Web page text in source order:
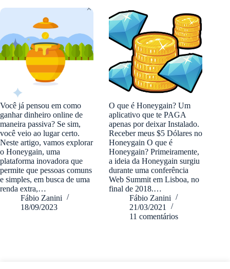
Você já pensou em como
ganhar dinheiro online de
maneira passiva? Se sim,
você veio ao lugar certo.
Neste artigo, vamos explorar
o Honeygain, uma
plataforma inovadora que
permite que pessoas comuns
e simples, em busca de uma
renda extra,…
Fábio Zanini
18/09/2023
O que é Honeygain? Um
aplicativo que te PAGA
apenas por deixar Instalado.
Receber meus $5 Dólares no
Honeygain O que é
Honeygain? Primeiramente,
a ideia da Honeygain surgiu
durante uma conferência
Web Summit em Lisboa, no
final de 2018.…
Fábio Zanini
21/03/2021
11 comentários